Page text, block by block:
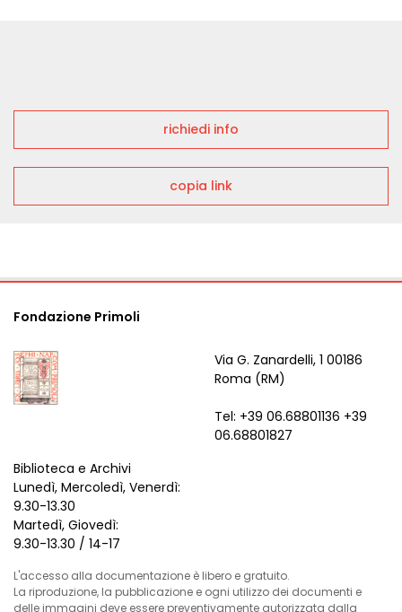
richiedi info
copia link
Fondazione Primoli
Via G. Zanardelli, 1 00186
Roma (RM)
Tel: +39 06.68801136 +39
06.68801827
Biblioteca e Archivi
Lunedì, Mercoledì, Venerdì:
9.30-13.30
Martedì, Giovedì:
9.30-13.30 / 14-17
L'accesso alla documentazione è libero e gratuito.
La riproduzione, la pubblicazione e ogni utilizzo dei documenti e
delle immagini deve essere preventivamente autorizzata dalla